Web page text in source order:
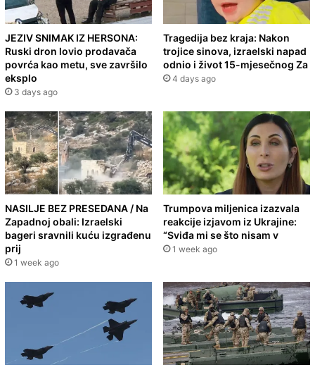
JEZIV SNIMAK IZ HERSONA:
Ruski dron lovio prodavača
povrća kao metu, sve završilo
eksplo
3 days ago
Tragedija bez kraja: Nakon
trojice sinova, izraelski napad
odnio i život 15-mjesečnog Za
4 days ago
NASILJE BEZ PRESEDANA / Na
Zapadnoj obali: Izraelski
bageri sravnili kuću izgrađenu
prij
1 week ago
Trumpova miljenica izazvala
reakcije izjavom iz Ukrajine:
“Sviđa mi se što nisam v
1 week ago